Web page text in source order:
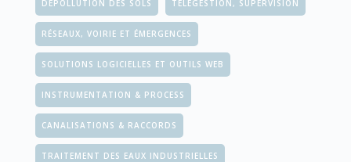
DÉPOLLUTION DES SOLS TÉLÉGESTION, SUPERVISION
RÉSEAUX, VOIRIE ET ÉMERGENCES
SOLUTIONS LOGICIELLES ET OUTILS WEB
INSTRUMENTATION & PROCESS
CANALISATIONS & RACCORDS
TRAITEMENT DES EAUX INDUSTRIELLES